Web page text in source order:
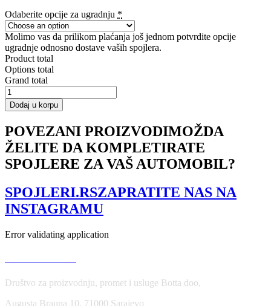
Odaberite opcije za ugradnju *
Molimo vas da prilikom plaćanja još jednom potvrdite opcije
ugradnje odnosno dostave vaših spojlera.
Product total
Options total
Grand total
Side
Skirts
Diffusers
Fiesta
ST
/
ST-
Mk7
/
Mk7
količina
Dodaj u korpu
POVEZANI PROIZVODIMOŽDA
ŽELITE DA KOMPLETIRATE
SPOJLERE ZA VAŠ AUTOMOBIL?
SPOJLERI.RSZAPRATITE NAS NA
INSTAGRAMU
Error validating application
Društvo za proizvodnju, promet i usluge Botta doo,
Augusta Brauna 10, 71000 Sarajevo